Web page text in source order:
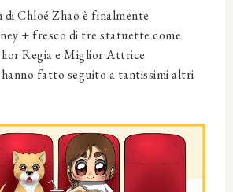
di Chloé Zhao è finalmente
+ fresco di tre statuette come
Regia e Miglior Attrice
fatto seguito a tantissimi altri